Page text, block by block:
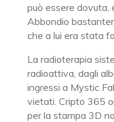
può essere dovuta,
Abbondio
che a lui era stata
La radioterapia
radioattiva, dagli
ingressi a Mystic
vietati. Cripto 365
per la stampa 3D